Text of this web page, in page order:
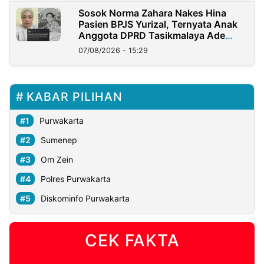
Sosok Norma Zahara Nakes Hina
Pasien BPJS Yurizal, Ternyata Anak
Anggota DPRD Tasikmalaya Ade
Lukman
07/08/2026 - 15:29
KABAR PILIHAN
Purwakarta
Sumenep
Om Zein
Polres Purwakarta
Diskominfo Purwakarta
CEK FAKTA